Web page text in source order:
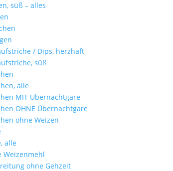
süß – alles
/ Dips, herzhaft
süß
alle
MIT Übernachtgare
OHNE Übernachtgare
ohne Weizen
alle
Weizenmehl
ohne Gehzeit